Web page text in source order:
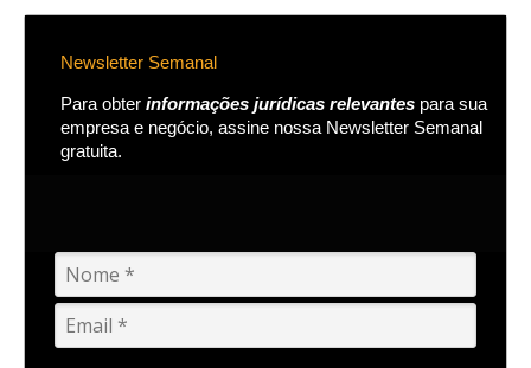
Newsletter Semanal
Para obter informações jurídicas relevantes para sua
empresa e negócio, assine nossa Newsletter Semanal
gratuita.